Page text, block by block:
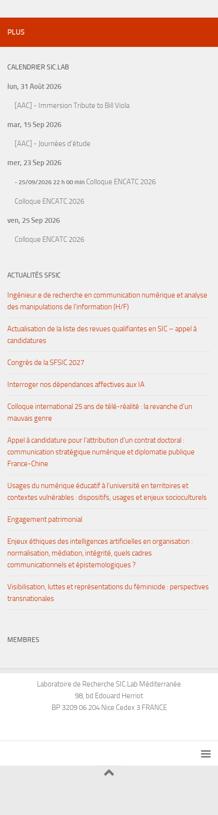
PLUS
CALENDRIER SIC.LAB
lun, 31 Août 2026
[AAC] - Immersion Tribute to Bill Viola
mar, 15 Sep 2026
[AAC] - Journées d'étude
mer, 23 Sep 2026
- 25/09/2026 22 h 00 min Colloque ENCATC 2026
Colloque ENCATC 2026
ven, 25 Sep 2026
Colloque ENCATC 2026
ACTUALITÉS SFSIC
Ingénieur.e de recherche en communication numérique et analyse
des manipulations de l’information (H/F)
Actualisation de la liste des revues qualifiantes en SIC – appel à
candidatures
Congrès de la SFSIC 2027
Interroger nos dépendances affectives aux IA
Colloque international 25 ans de télé-réalité : la revanche d’un
mauvais genre
Appel à candidature pour l’attribution d’un contrat doctoral :
communication stratégique numérique et diplomatie publique
France-Chine
Usages du numérique éducatif à l’université en territoires et
contextes vulnérables : dispositifs, usages et enjeux socioculturels
Engagement patrimonial
Enjeux éthiques des intelligences artificielles en organisation :
normalisation, médiation, intégrité, quels cadres
communicationnels et épistemologiques ?
Visibilisation, luttes et représentations du féminicide : perspectives
transnationales
MEMBRES
Laboratoire de Recherche SIC.Lab Méditerranée
98, bd Edouard Herriot
BP 3209 06 204 Nice Cedex 3 FRANCE